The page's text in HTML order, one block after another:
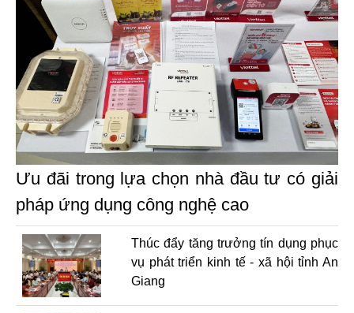
Ưu đãi trong lựa chọn nhà đầu tư có giải
pháp ứng dụng công nghệ cao
Thúc đẩy tăng trưởng tín dụng phục
vụ phát triển kinh tế - xã hội tỉnh An
Giang